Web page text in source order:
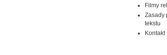
Filmy
Zasady
tekstu
Kontakt